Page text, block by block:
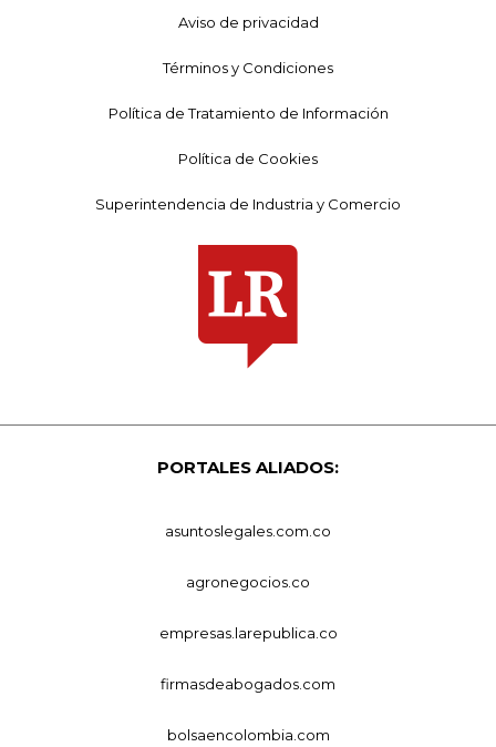
Aviso de privacidad
Términos y Condiciones
Política de Tratamiento de Información
Política de Cookies
Superintendencia de Industria y Comercio
PORTALES ALIADOS:
asuntoslegales.com.co
agronegocios.co
empresas.larepublica.co
firmasdeabogados.com
bolsaencolombia.com